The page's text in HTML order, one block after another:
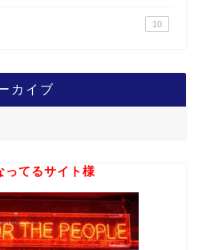
10
カイブ
ってるサイト様